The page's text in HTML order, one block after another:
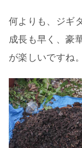
何よりも、ジギ
成長も早く、豪
が楽しいですね。